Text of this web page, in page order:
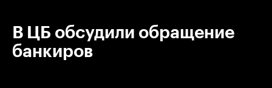
В ЦБ обсудили обращение
банкиров